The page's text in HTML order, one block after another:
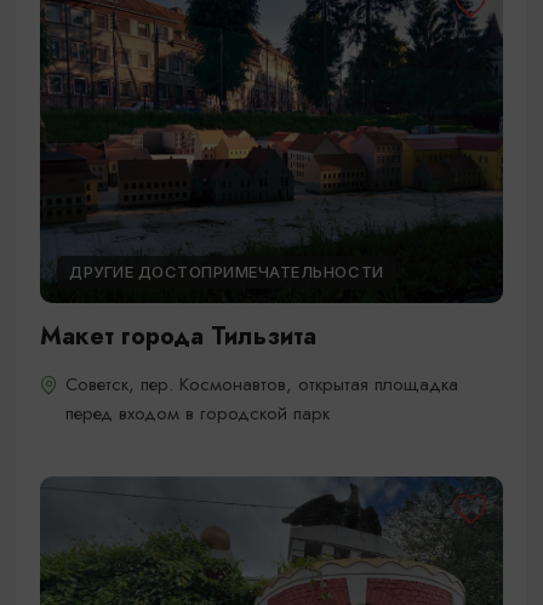
ДРУГИЕ ДОСТОПРИМЕЧАТЕЛЬНОСТИ
Макет города Тильзита
Советск, пер. Космонавтов, открытая площадка
перед входом в городской парк